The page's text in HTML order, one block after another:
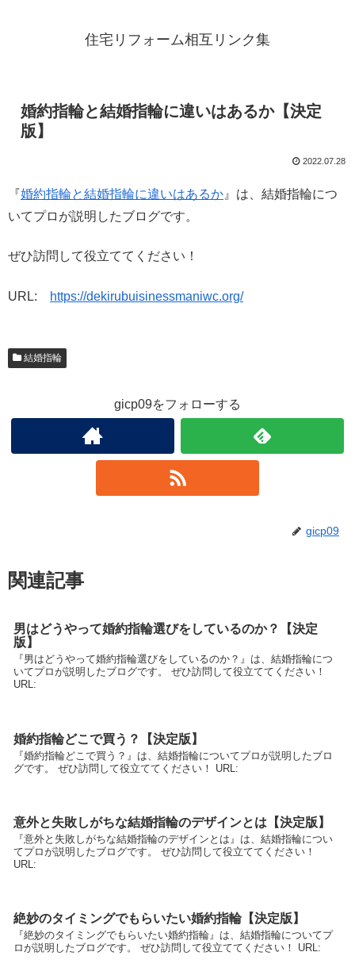
住宅リフォーム相互リンク集
婚約指輪と結婚指輪に違いはあるか【決定
版】
2022.07.28
『婚約指輪と結婚指輪に違いはあるか 』は、結婚指輪につ
いてプロが説明したブログです。
ぜひ訪問して役立ててください！
URL: https://dekirubuisinessmaniwc.org/
結婚指輪
gicp09をフォローする
gicp09
関連記事
男はどうやって婚約指輪選びをしているのか？【決定
版】
『男はどうやって婚約指輪選びをしているのか？』は、結婚指輪につ
いてプロが説明したブログです。 ぜひ訪問して役立ててください！
URL:
婚約指輪どこで買う？【決定版】
『婚約指輪どこで買う？』は、結婚指輪についてプロが説明したブロ
グです。 ぜひ訪問して役立ててください！ URL:
意外と失敗しがちな結婚指輪のデザインとは【決定版】
『意外と失敗しがちな結婚指輪のデザインとは』は、結婚指輪につい
てプロが説明したブログです。 ぜひ訪問して役立ててください！
URL:
絶妙のタイミングでもらいたい婚約指輪【決定版】
『絶妙のタイミングでもらいたい婚約指輪』は、結婚指輪についてプ
ロが説明したブログです。 ぜひ訪問して役立ててください！ URL: